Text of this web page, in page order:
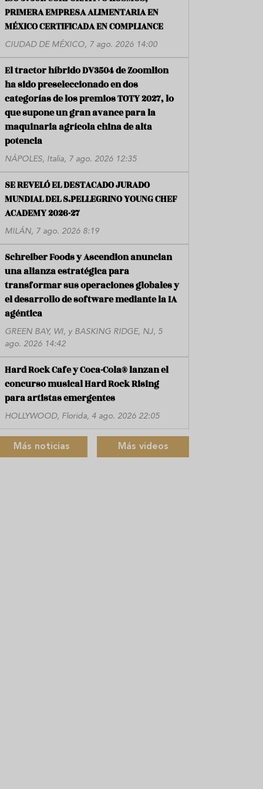
PRIMERA EMPRESA ALIMENTARIA EN
MÉXICO CERTIFICADA EN COMPLIANCE
CIUDAD DE MÉXICO, 7 ago. 2026 14:00
El tractor híbrido DV3504 de Zoomlion
ha sido preseleccionado en dos
categorías de los premios TOTY 2027, lo
que supone un gran avance para la
maquinaria agrícola china de alta
potencia
NÁPOLES, Italia, 7 ago. 2026 12:35
SE REVELÓ EL DESTACADO JURADO
MUNDIAL DEL S.PELLEGRINO YOUNG CHEF
ACADEMY 2026-27
MILÁN, 7 ago. 2026 8:19
Schreiber Foods y Ascendion anuncian
una alianza estratégica para
transformar sus operaciones globales y
el desarrollo de software mediante la IA
agéntica
GREEN BAY, WI, y BASKING RIDGE, NJ, 5
ago. 2026 14:42
Hard Rock Cafe y Coca-Cola® lanzan el
concurso musical Hard Rock Rising
para artistas emergentes
HOLLYWOOD, Florida, 4 ago. 2026 22:05
Más noticias Más videos